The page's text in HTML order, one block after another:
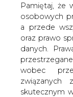
Pamiętaj, że
osobowych
a przede
oraz prawo
danych.
wobec
związanych
skutecznym
poniżej
jednak